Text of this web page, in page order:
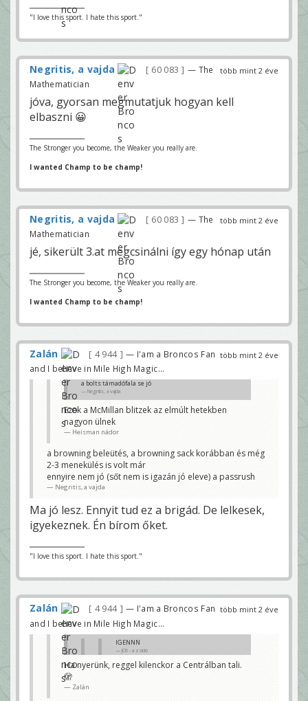
"I love this sport. I hate this sport."
több mint 2 éve
Negritis, a vajda 60 083
— The
Mathematician
jóva, gyorsan megmutatjuk hogyan kell
elbaszni 😀
The Stronger you become, the Weaker you really are.
I wanted Champ to be champ!
több mint 2 éve
Negritis, a vajda 60 083
— The
Mathematician
jé, sikerült 3.at megcsinálni így egy hónap után
The Stronger you become, the Weaker you really are.
I wanted Champ to be champ!
több mint 2 éve
Zalán 4 944
— I'am a Broncos Fan
and I believe in Mile High Magic...
a bolts támadófala se jó
Negritis, a vajda
Ezek a McMillan blitzek az elmúlt hetekben
nagyon ülnek
Heisman nádor
a browning beleütés, a browning sack korábban és még
2-3 menekülés is volt már
ennyire nem jó (sőt nem is igazán jó eleve) a passrush
Negritis, a vajda
Ma jó lesz. Ennyit tud ez a brigád. De lelkesek,
igyekeznek. Én bírom őket.
"I love this sport. I hate this sport."
több mint 2 éve
Zalán 4 944
— I'am a Broncos Fan
and I believe in Mile High Magic...
IGENNN
JC6 - a zsidó
Te itt ? 🤘
Ha nyerünk, reggel kilenckor a Centrálban tali.
🫣
Zalán